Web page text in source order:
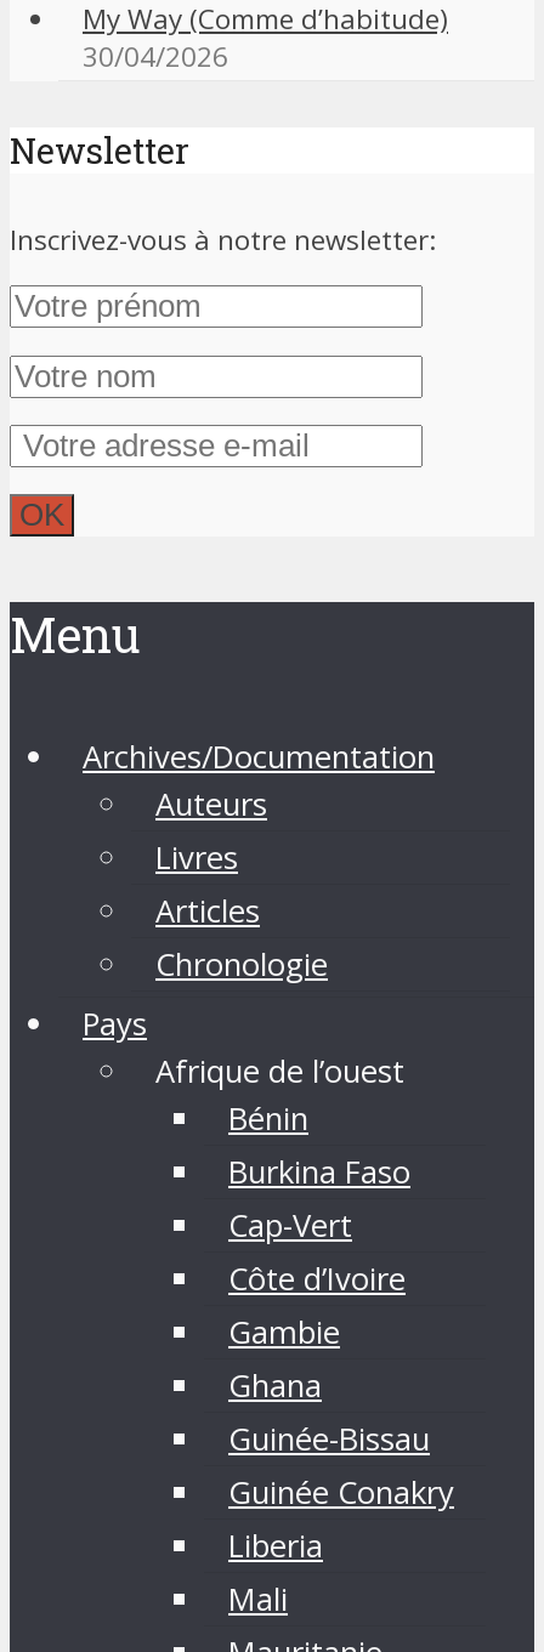
My Way (Comme d’habitude)
30/04/2026
Newsletter
Inscrivez-vous à notre newsletter:
Menu
Archives/Documentation
Auteurs
Livres
Articles
Chronologie
Pays
Afrique de l’ouest
Bénin
Burkina Faso
Cap-Vert
Côte d’Ivoire
Gambie
Ghana
Guinée-Bissau
Guinée Conakry
Liberia
Mali